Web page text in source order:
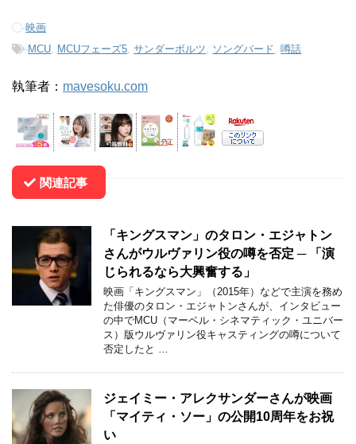
-映画
-MCU MCUフェーズ5 ,サンダーボルツ ソングバード 噂話
執筆者： mavesoku.com
関連記事
「キングスマン」のタロン・エジャトン
さんがウルヴァリン役の噂を否定 ─ 「演
じられるなら大興奮する」
映画「キングスマン」（2015年）などで主演を務め
た俳優のタロン・エジャトンさんが、インタビュー
の中でMCU（マーベル・シネマティック・ユニバー
ス）版ウルヴァリン役キャスティングの噂について
否定したと …
ジェイミー・アレクサンダーさんが映画
「マイティ・ソー」の公開10周年をお祝
い